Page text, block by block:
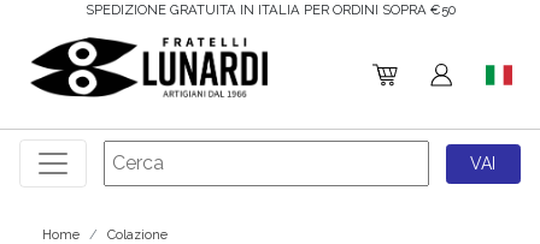
ORDINI SOPRA €50 SCONTO 5% SUL TUO
Home Colazione